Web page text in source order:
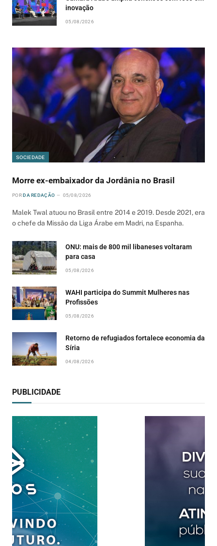
inovação
05/08/2026
SOCIEDADE
Morre ex-embaixador da Jordânia no Brasil
POR DA REDAÇÃO 05/08/2026
Malek Twal atuou no Brasil entre 2014 e 2019. Desde 2021, era
o chefe da Missão da Liga Árabe em Madri, na Espanha.
ONU: mais de 800 mil libaneses voltaram
para casa
05/08/2026
WAHI participa do Summit Mulheres nas
Profissões
05/08/2026
Retorno de refugiados fortalece economia da
Síria
04/08/2026
PUBLICIDADE